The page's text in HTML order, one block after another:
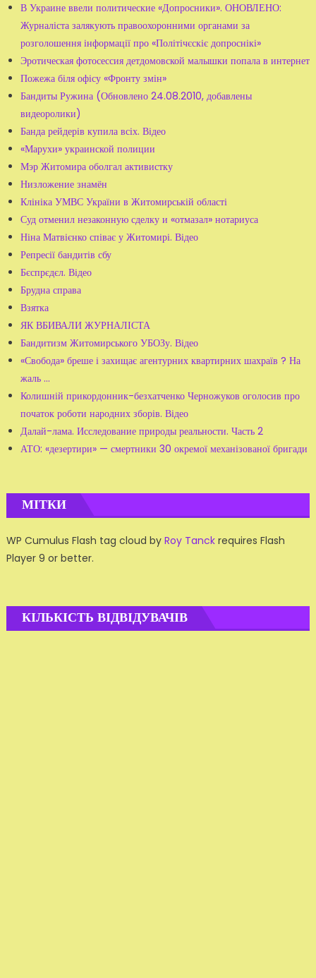
В Украине ввели политические «Допросники». ОНОВЛЕНО:
Журналіста залякують правоохоронними органами за
розголошення інформації про «Політічєскіє допроснікі»
Эротическая фотосессия детдомовской малышки попала в интернет
Пожежа біля офісу «Фронту змін»
Бандиты Ружина (Обновлено 24.08.2010, добавлены
видеоролики)
Банда рейдерів купила всіх. Відео
«Марухи» украинской полиции
Мэр Житомира оболгал активистку
Низложение знамён
Клініка УМВС України в Житомирській області
Суд отменил незаконную сделку и «отмазал» нотариуса
Ніна Матвієнко співає у Житомирі. Відео
Репресії бандитів сбу
Бєспрєдєл. Відео
Брудна справа
Взятка
ЯК ВБИВАЛИ ЖУРНАЛІСТА
Бандитизм Житомирського УБОЗу. Відео
«Свобода» бреше і захищає агентурних квартирних шахраїв ? На
жаль ...
Колишній прикордонник-безхатченко Черножуков оголосив про
початок роботи народних зборів. Відео
Далай-лама. Исследование природы реальности. Часть 2
АТО: «дезертири» — смертники 30 окремої механізованої бригади
МІТКИ
WP Cumulus Flash tag cloud by Roy Tanckrequires Flash
Player 9 or better.
КІЛЬКІСТЬ ВІДВІДУВАЧІВ